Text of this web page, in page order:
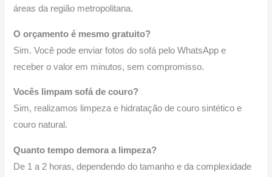
áreas da região metropolitana.
O orçamento é mesmo gratuito?
Sim. Você pode enviar fotos do sofá pelo WhatsApp e
receber o valor em minutos, sem compromisso.
Vocês limpam sofá de couro?
Sim, realizamos limpeza e hidratação de couro sintético e
couro natural.
Quanto tempo demora a limpeza?
De 1 a 2 horas, dependendo do tamanho e da complexidade